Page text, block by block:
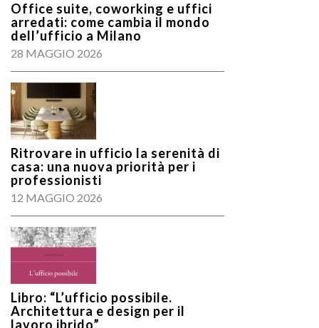
Office suite, coworking e uffici
arredati: come cambia il mondo
dell’ufficio a Milano
28 MAGGIO 2026
Ritrovare in ufficio la serenità di
casa: una nuova priorità per i
professionisti
12 MAGGIO 2026
Libro: “L’ufficio possibile.
Architettura e design per il
lavoro ibrido”